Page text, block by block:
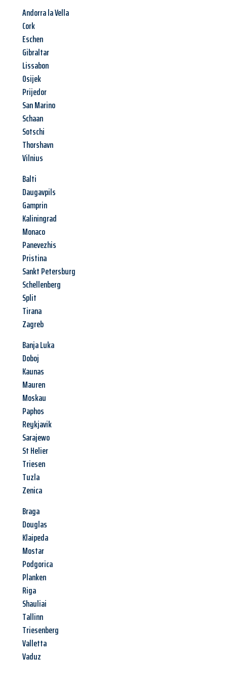
Andorra la Vella
Cork
Eschen
Gibraltar
Lissabon
Osijek
Prijedor
San Marino
Schaan
Sotschi
Thorshavn
Vilnius
Balti
Daugavpils
Gamprin
Kaliningrad
Monaco
Panevezhis
Pristina
Sankt Petersburg
Schellenberg
Split
Tirana
Zagreb
Banja Luka
Doboj
Kaunas
Mauren
Moskau
Paphos
Reykjavik
Sarajewo
St Helier
Triesen
Tuzla
Zenica
Braga
Douglas
Klaipeda
Mostar
Podgorica
Planken
Riga
Shauliai
Tallinn
Triesenberg
Valletta
Vaduz